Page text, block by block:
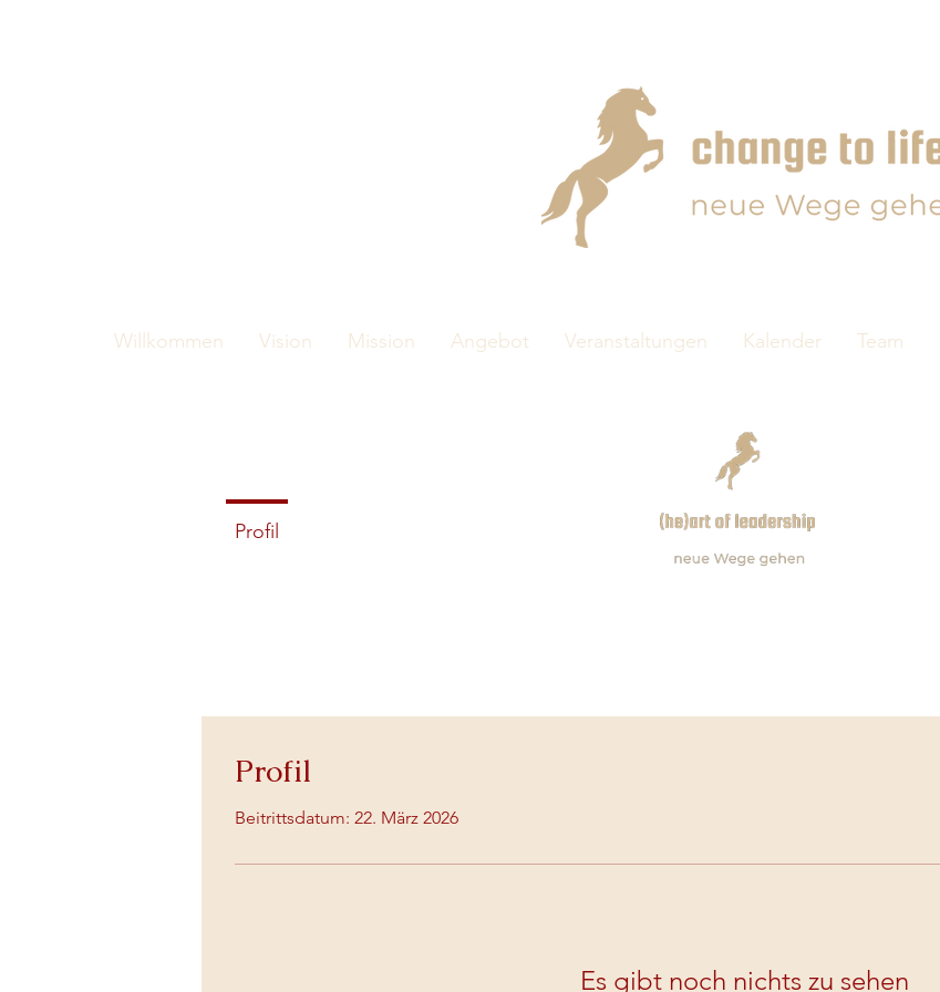
Willkommen Vision Mission Angebot Veranstaltungen Kalender Team
Profil
Beitrittsdatum: 22. März 2026
Es gibt noch nichts zu sehen
Profil